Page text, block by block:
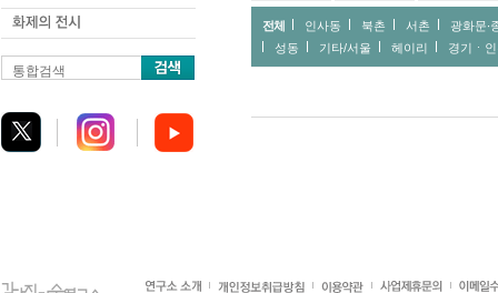
통합검색
전체 인사동 북촌 서촌
광화문∙
성동
기타/서울 헤이리 경기ㆍ